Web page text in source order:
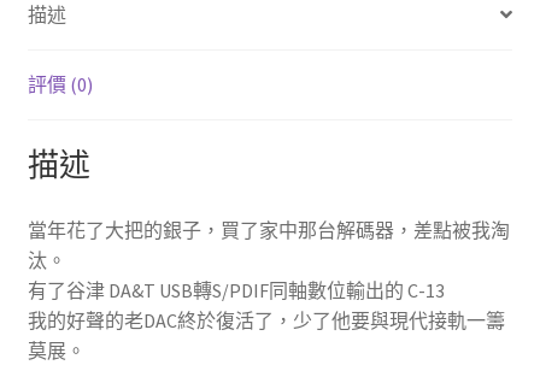
描述
評價 (0)
描述
當年花了大把的銀子，買了家中那台解碼器，差點被我淘
汰。
有了谷津 DA&T USB轉S/PDIF同軸數位輸出的 C-13
我的好聲的老DAC終於復活了，少了他要與現代接軌一籌
莫展。